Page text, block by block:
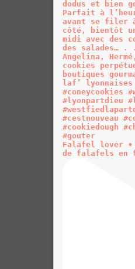
Falafel lover
de falafels en